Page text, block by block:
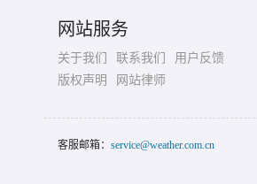
网站服务
关于我们 联系我们
用户反馈
版权声明
网站律师
客服邮箱： service@weather.com.cn